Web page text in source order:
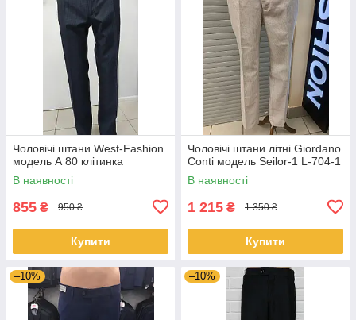
Чоловічі штани West-Fashion
модель А 80 клітинка
В наявності
855 ₴ 950 ₴
Купити
Чоловічі штани літні Giordano
Conti модель Seilor-1 L-704-1
В наявності
1 215 ₴ 1 350 ₴
Купити
–10% –10%